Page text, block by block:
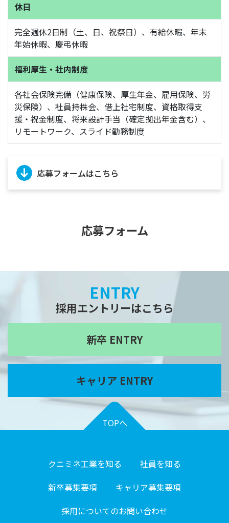
休日
完全週休2日制（土、日、祝祭日）、有給休暇、年末
年始休暇、慶弔休暇
福利厚生・社内制度
各社会保険完備（健康保険、厚生年金、雇用保険、労
災保険）、社員持株会、借上社宅制度、資格取得支
援・祝金制度、将来設計手当（確定拠出年金含む）、
リモートワーク、スライド勤務制度
応募フォームはこちら
応募フォーム
ENTRY
採用エントリーはこちら
新卒 ENTRY
キャリア ENTRY
TOPへ
クニミネ工業を知る
社員を知る
新卒募集要項
キャリア募集要項
採用についてのお問い合わせ